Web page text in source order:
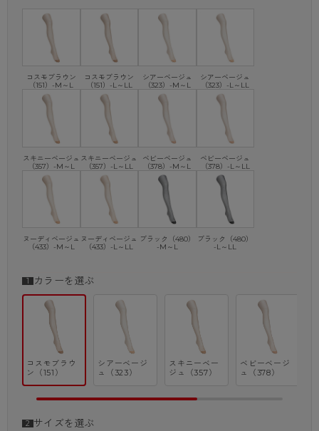
・バックマーク付
※商品画像はできる限り実物の色に近づけるよう調整しておりますが、
ご覧になる環境（PCのモニタ設定やスマホ画面シール等）により
コスモブラウン
（151）-M～L
コスモブラウン
（151）-L～LL
シアーベージュ
（323）-M～L
シアーベージュ
（323）-L～LL
スキニーベージュ
（357）-M～L
スキニーベージュ
（357）-L～LL
ベビーベージュ
（378）-M～L
ベビーベージュ
（378）-L～LL
ヌーディベージュ
（433）-M～L
ヌーディベージュ
（433）-L～LL
ブラック（480）
-M～L
ブラック（480）
-L～LL
カラーを選ぶ
コスモブラウ
ン（151）
シアーベージ
ュ（323）
スキニーベー
ジュ（357）
ベビーベージ
ュ（378）
サイズを選ぶ